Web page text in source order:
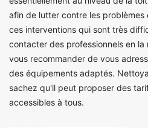
afin de lutter contre les
ces interventions qui sont très
contacter des professionnels en la
vous recommander de vous
des équipements adaptés.
sachez qu'il peut proposer des
accessibles à tous.